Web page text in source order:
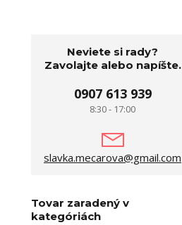
Neviete si rady?
Zavolajte alebo napíšte.
0907 613 939
8:30 - 17:00
slavka.mecarova@gmail.com
Tovar zaradený v
kategóriách